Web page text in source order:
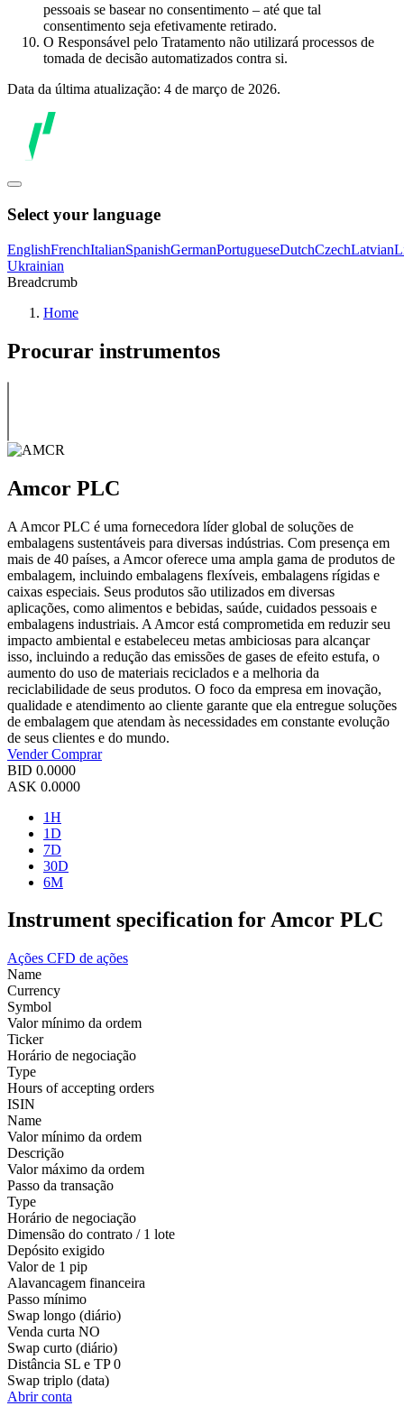
pessoais se basear no consentimento – até que tal
consentimento seja efetivamente retirado.
O Responsável pelo Tratamento não utilizará processos de
tomada de decisão automatizados contra si.
Data da última atualização: 4 de março de 2026.
Select your language
EnglishFrenchItalianSpanishGermanPortugueseDutchCzechLatvian
Ukrainian
Breadcrumb
Home
Procurar instrumentos
Amcor PLC
A Amcor PLC é uma fornecedora líder global de soluções de
embalagens sustentáveis para diversas indústrias. Com presença em
mais de 40 países, a Amcor oferece uma ampla gama de produtos de
embalagem, incluindo embalagens flexíveis, embalagens rígidas e
caixas especiais. Seus produtos são utilizados em diversas
aplicações, como alimentos e bebidas, saúde, cuidados pessoais e
embalagens industriais. A Amcor está comprometida em reduzir seu
impacto ambiental e estabeleceu metas ambiciosas para alcançar
isso, incluindo a redução das emissões de gases de efeito estufa, o
aumento do uso de materiais reciclados e a melhoria da
reciclabilidade de seus produtos. O foco da empresa em inovação,
qualidade e atendimento ao cliente garante que ela entregue soluções
de embalagem que atendam às necessidades em constante evolução
de seus clientes e do mundo.
VenderComprar
BID 0.0000
ASK 0.0000
1H
1D
7D
30D
6M
Instrument specification for Amcor PLC
Ações CFD de ações
Name
Currency
Symbol
Valor mínimo da ordem
Ticker
Horário de negociação
Type
Hours of accepting orders
ISIN
Name
Valor mínimo da ordem
Descrição
Valor máximo da ordem
Passo da transação
Type
Horário de negociação
Dimensão do contrato / 1 lote
Depósito exigido
Valor de 1 pip
Alavancagem financeira
Passo mínimo
Swap longo (diário)
Venda curta NO
Swap curto (diário)
Distância SL e TP 0
Swap triplo (data)
Abrir conta